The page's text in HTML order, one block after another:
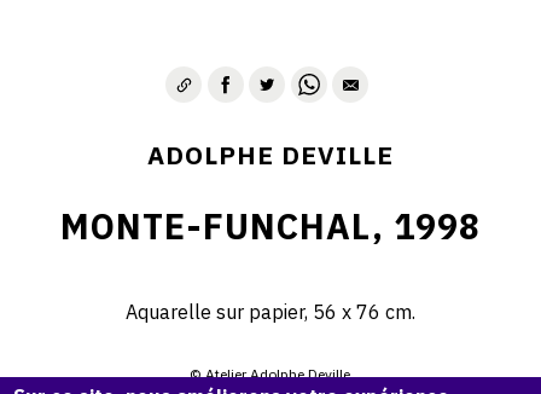
ADOLPHE DEVILLE
MONTE-FUNCHAL, 1998
Aquarelle sur papier, 56 x 76 cm.
© Atelier Adolphe Deville